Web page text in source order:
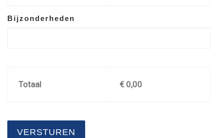
Bijzonderheden
Totaal € 0,00
VERSTUREN